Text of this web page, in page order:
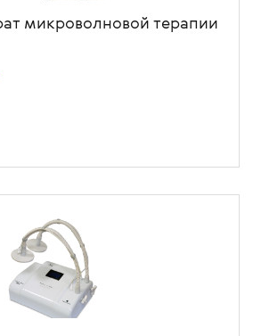
микроволновой терапии